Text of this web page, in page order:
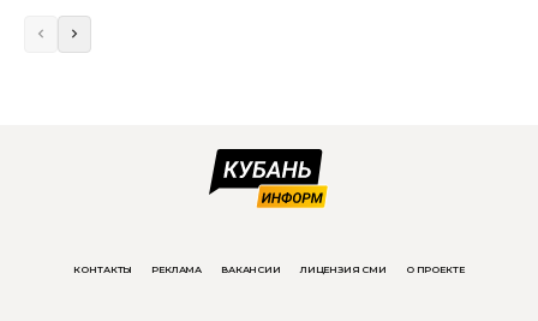
КОНТАКТЫ РЕКЛАМА ВАКАНСИИ ЛИЦЕНЗИЯ СМИ О ПРОЕКТЕ